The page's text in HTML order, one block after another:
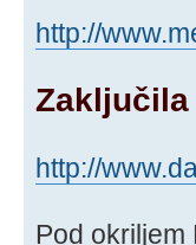
http://
Zaključila
http://
Pod